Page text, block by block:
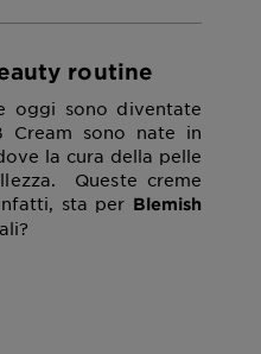
routine
oggi sono diventate
Cream sono nate in
la cura della pelle
Queste creme
sta per Blemish